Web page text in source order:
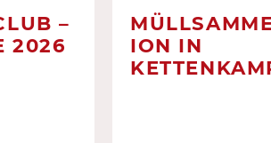
–
2026
ION IN